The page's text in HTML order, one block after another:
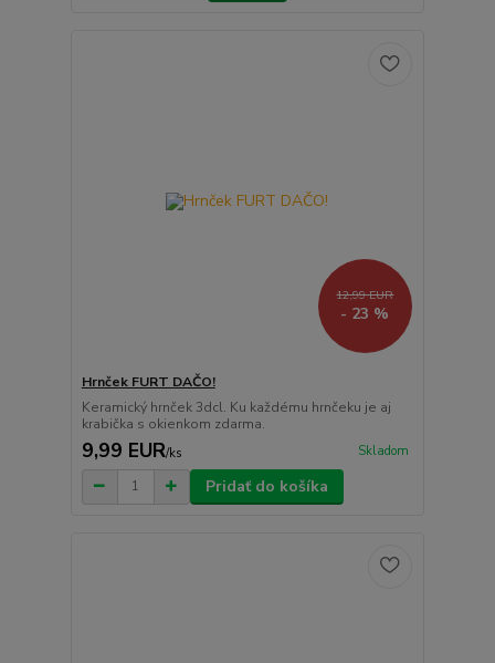
12,99 EUR
- 23 %
Hrnček FURT DAČO!
Keramický hrnček 3dcl. Ku každému hrnčeku je aj
krabička s okienkom zdarma.
9,99 EUR/ks Skladom
Pridať do košíka